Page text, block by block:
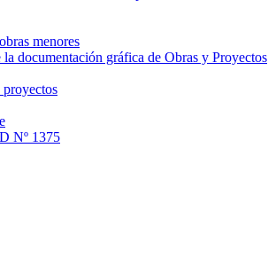
menores
documentación gráfica de Obras y Proyectos
Nº 1375